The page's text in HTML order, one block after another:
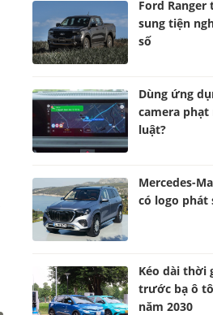
Ford Ranger
sung tiện
số
Dùng ứng
camera phạt
luật?
Mercedes-
có logo phát
Kéo dài thời
trước bạ ô
năm 2030